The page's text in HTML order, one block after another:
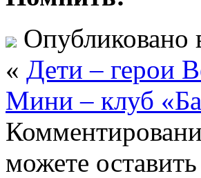
Опубликовано
« Дети – герои
Мини – клуб
можете оставить